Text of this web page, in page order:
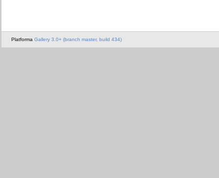
Platforma Gallery 3.0+ (branch master, build 434)